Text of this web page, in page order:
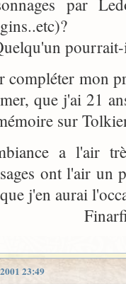
par
compléter mon
que j'ai 21
sur
a l'air
ont l'air un
j'en aurai
23:49